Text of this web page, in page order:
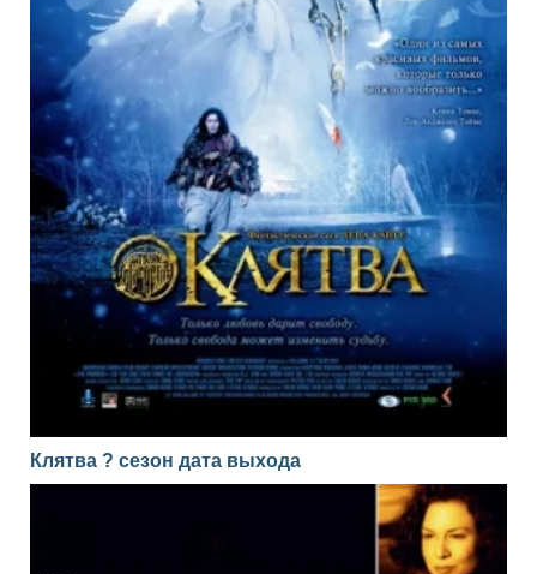
Клятва ? сезон дата выхода